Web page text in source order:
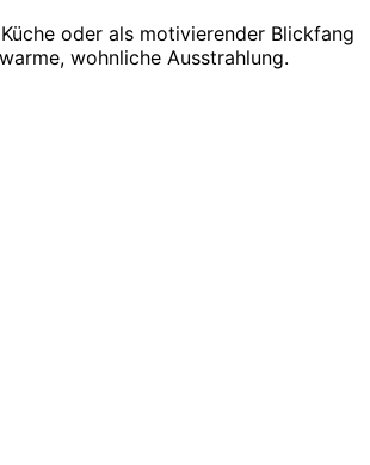
oder als motivierender Blickfang
wohnliche Ausstrahlung.